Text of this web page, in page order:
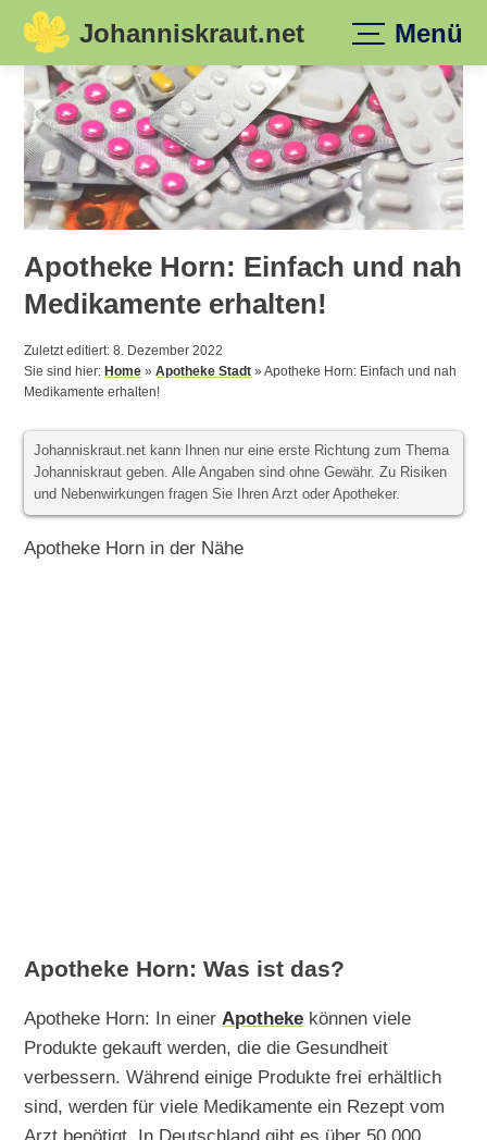
Skip
content
Johanniskraut.net Menü
Apotheke Horn: Einfach und nah
Medikamente erhalten!
Zuletzt editiert: 8. Dezember 2022
Sie sind hier:Home »Apotheke Stadt »Apotheke Horn: Einfach und nah
Medikamente erhalten!
Johanniskraut.net kann Ihnen nur eine erste Richtung zum Thema
Johanniskraut geben. Alle Angaben sind ohne Gewähr. Zu Risiken
und Nebenwirkungen fragen Sie Ihren Arzt oder Apotheker.
Apotheke Horn in der Nähe
Apotheke Horn: Was ist das?
Apotheke Horn: In einer Apotheke können viele
Produkte gekauft werden, die die Gesundheit
verbessern. Während einige Produkte frei erhältlich
sind, werden für viele Medikamente ein Rezept vom
Arzt benötigt. In Deutschland gibt es über 50.000